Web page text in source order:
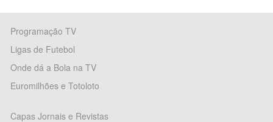
Programação TV
Ligas de Futebol
Onde dá a Bola na TV
Euromilhões e Totoloto
Capas Jornais e Revistas